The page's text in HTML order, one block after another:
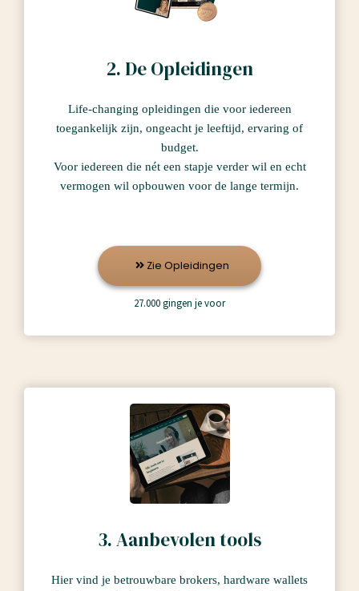
2. De Opleidingen
Life-changing opleidingen die voor iedereen
toegankelijk zijn, ongeacht je leeftijd, ervaring of
budget.
Voor iedereen die nét een stapje verder wil en echt
vermogen wil opbouwen voor de lange termijn.
Zie Opleidingen
27.000 gingen je voor
3. Aanbevolen tools
Hier vind je betrouwbare brokers, hardware wallets